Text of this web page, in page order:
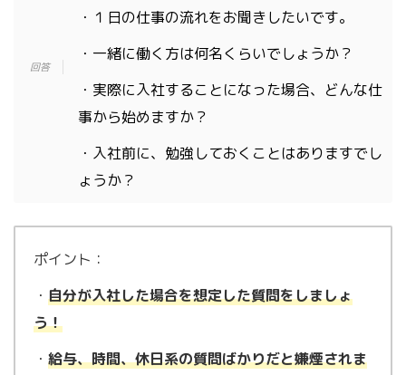
・１日の仕事の流れをお聞きしたいです。
・一緒に働く方は何名くらいでしょうか？
・実際に入社することになった場合、どんな仕
事から始めますか？
・入社前に、勉強しておくことはありますでし
ょうか？
ポイント：
・ 自分が入社した場合を想定した質問をしましょ
う！
・ 給与、時間、休日系の質問ばかりだと嫌煙されま